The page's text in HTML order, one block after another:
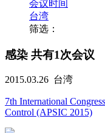
会议时间
台湾
筛选：
感染 共有1次会议
2015.03.26 台湾
7th International
Control (APSIC 2015)